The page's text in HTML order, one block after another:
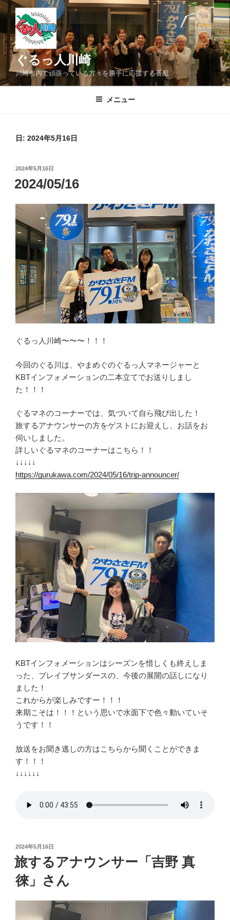
コ
ン
ツ
ス
ぐるっ人川崎
川崎市内で頑張っている方々を勝手に応援する番組
メニュー
日: 2024年5月16日
投
日:
2024年5月16日
2024/05/16
ぐるっ人川崎〜〜〜！！！
今回のぐる川は、やまめぐのぐるっ人マネージャーと
KBTインフォメーションの二本立てでお送りしまし
た！！！
ぐるマネのコーナーでは、気づいて自ら飛び出した！
旅するアナウンサーの方をゲストにお迎えし、お話をお
伺いしました。
詳しいぐるマネのコーナーはこちら！！
↓↓↓↓↓
https://gurukawa.com/2024/05/16/trip-announcer/
KBTインフォメーションはシーズンを惜しくも終えしま
った、ブレイブサンダースの、今後の展開の話しになり
ました！
これからが楽しみですー！！！
来期こそは！！！という思いで水面下で色々動いていそ
うです！！
放送をお聞き逃しの方はこちらから聞くことができま
す！！！
↓↓↓↓↓↓
投
稿
日:
2024年5月16日
旅するアナウンサー「吉野 真
徠」さん